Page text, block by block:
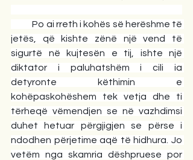
Po ai rreth i kohës së herëshme të
jetës, që kishte zënë një vend të
sigurtë në kujtesën e tij, ishte një
diktator i paluhatshëm i cili ia
detyronte këthimin e
kohëpaskohëshem tek vetja dhe ti
tërheqë vëmendjen se në vazhdimsi
duhet hetuar përgjigjen se përse i
ndodhen përjetime aqë të hidhura. Jo
vetëm nga skamria dëshpruese por